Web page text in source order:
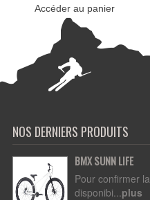
Accéder au panier
NOS DERNIERS PRODUITS
BMX SUNN LIFE
Pour confirmer la
disponibi...plus